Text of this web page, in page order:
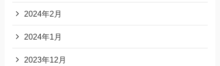
2024年2月
2024年1月
2023年12月